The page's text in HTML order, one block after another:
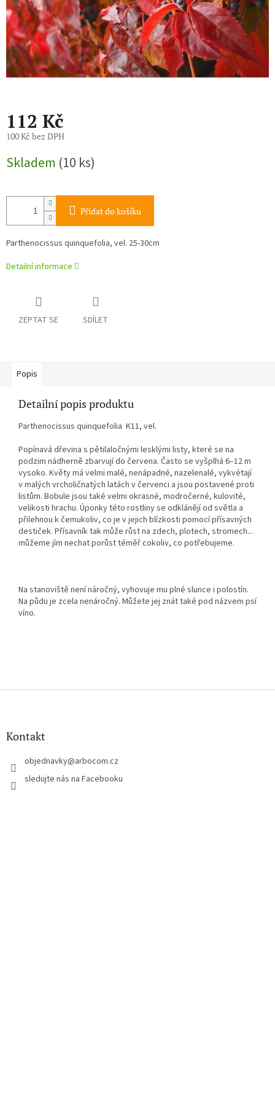
112 Kč
100 Kč bez DPH
cena:
Skladem (10 ks)
Přidat do košíku
Parthenocissus quinquefolia, vel. 25-30cm
Detailní informace
ZEPTAT SE SDÍLET
Popis
Detailní popis produktu
Parthenocissus quinquefolia K11, vel.
Popínavá dřevina s pětilaločnými lesklými listy, které se na
podzim nádherně zbarvují do červena. Často se vyšplhá 6–12 m
vysoko. Květy má velmi malé, nenápadné, nazelenalé, vykvétají
v malých vrcholičnatých latách v červenci a jsou postavené proti
listům. Bobule jsou také velmi okrasné, modročerné, kulovité,
velikosti hrachu. Úponky této rostliny se odklánějí od světla a
přilehnou k čemukoliv, co je v jejich blízkosti pomocí přísavných
destiček. Přísavník tak může růst na zdech, plotech, stromech...
můžeme jím nechat porůst téměř cokoliv, co potřebujeme.
Na stanoviště není náročný, vyhovuje mu plné slunce i polostín.
Na půdu je zcela nenáročný. Můžete jej znát také pod názvem psí
víno.
Z
Kontakt
objednavky@arbocom.cz
sledujte nás na Facebooku